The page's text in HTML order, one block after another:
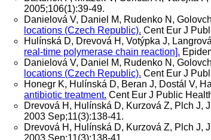
2005;106(1):39-49.
Danielová V, Daniel M, Rudenko N,
locations (Czech Republic). Cent Eur J
Hulínská D, Drevová H, Votýpka J,
real-time polymerase chain reaction].
Danielová V, Daniel M, Rudenko N,
locations (Czech Republic). Cent Eur J
Honegr K, Hulínská D, Beran J, Dostál V,
antibiotic treatment. Cent Eur J Public
Drevová H, Hulínská D, Kurzová Z, Plch J,
2003 Sep;11(3):138-41.
Drevová H, Hulínská D, Kurzová Z, Plch J,
2003 Sep;11(3):138-41.